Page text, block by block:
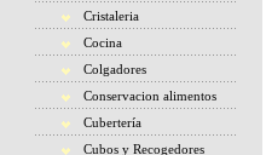
Cristaleria
Cocina
Colgadores
Conservacion alimentos
Cubertería
Cubos y Recogedores